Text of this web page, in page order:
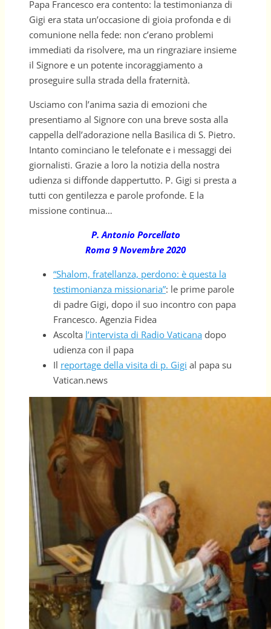
Papa Francesco era contento: la testimonianza di
Gigi era stata un’occasione di gioia profonda e di
comunione nella fede: non c’erano problemi
immediati da risolvere, ma un ringraziare insieme
il Signore e un potente incoraggiamento a
proseguire sulla strada della fraternità.
Usciamo con l’anima sazia di emozioni che
presentiamo al Signore con una breve sosta alla
cappella dell’adorazione nella Basilica di S. Pietro.
Intanto cominciano le telefonate e i messaggi dei
giornalisti. Grazie a loro la notizia della nostra
udienza si diffonde dappertutto. P. Gigi si presta a
tutti con gentilezza e parole profonde. E la
missione continua…
P. Antonio Porcellato
Roma 9 Novembre 2020
“Shalom, fratellanza, perdono: è questa la
testimonianza missionaria”: le prime parole
di padre Gigi, dopo il suo incontro con papa
Francesco. Agenzia Fidea
Ascolta l’intervista di Radio Vaticana dopo
udienza con il papa
Il reportage della visita di p. Gigi al papa su
Vatican.news